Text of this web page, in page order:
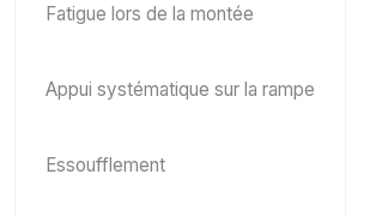
Fatigue lors de la montée
Appui systématique sur la rampe
Essoufflement